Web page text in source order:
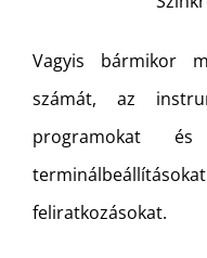
Vagyis bármikor
számát, az
programokat
feliratkozásokat.